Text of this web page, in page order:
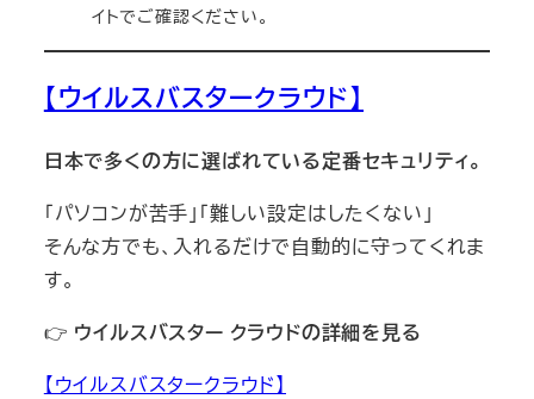
イトでご確認ください。
【ウイルスバスタークラウド】
日本で多くの方に選ばれている定番セキュリティ。
「パソコンが苦手」「難しい設定はしたくない」
そんな方でも、入れるだけで自動的に守ってくれま
す。
👉 ウイルスバスター クラウドの詳細を見る
【ウイルスバスタークラウド】